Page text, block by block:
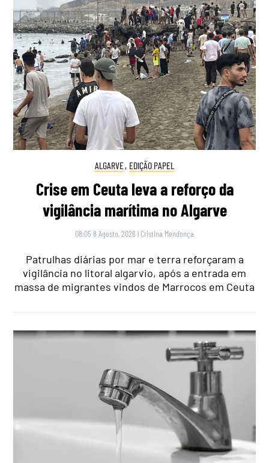
ALGARVE, EDIÇÃO PAPEL
Crise em Ceuta leva a reforço da
vigilância marítima no Algarve
08:05 8 Agosto, 2026 | Cristina Mendonça
Patrulhas diárias por mar e terra reforçaram a
vigilância no litoral algarvio, após a entrada em
massa de migrantes vindos de Marrocos em Ceuta